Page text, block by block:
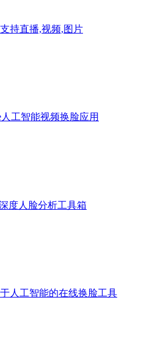
持直播,视频,图片
人工智能视频换脸应用
度人脸分析工具箱
人工智能的在线换脸工具